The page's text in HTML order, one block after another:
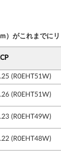
）がこれまでにリ
(R0EHT51W)
(R0EHT51W)
(R0EHT49W)
(R0EHT48W)